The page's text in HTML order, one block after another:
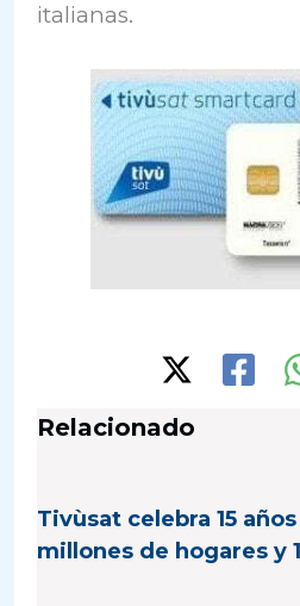
italianas.
Relacionado
Tivùsat celebra 15
millones de hogares y